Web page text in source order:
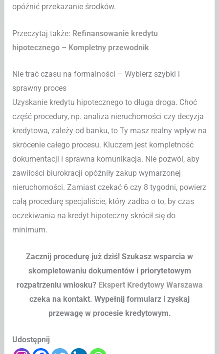
opóźnić przekazanie środków.
Przeczytaj także: Refinansowanie kredytu
hipotecznego – Kompletny przewodnik
Nie trać czasu na formalności – Wybierz szybki i
sprawny proces
Uzyskanie kredytu hipotecznego to długa droga. Choć
część procedury, np. analiza nieruchomości czy decyzja
kredytowa, zależy od banku, to Ty masz realny wpływ na
skrócenie całego procesu. Kluczem jest kompletność
dokumentacji i sprawna komunikacja. Nie pozwól, aby
zawiłości biurokracji opóźniły zakup wymarzonej
nieruchomości. Zamiast czekać 6 czy 8 tygodni, powierz
całą procedurę specjaliście, który zadba o to, by czas
oczekiwania na kredyt hipoteczny skrócił się do
minimum.
Zacznij procedurę już dziś! Szukasz wsparcia w
skompletowaniu dokumentów i priorytetowym
rozpatrzeniu wniosku? Ekspert Kredytowy Warszawa
czeka na kontakt. Wypełnij formularz i zyskaj
przewagę w procesie kredytowym.
Udostępnij